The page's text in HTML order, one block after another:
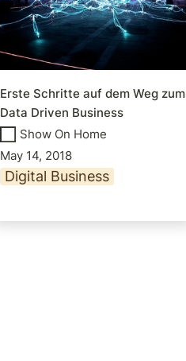
Erste Schritte auf dem Weg zum
Data Driven Business
Show On Home
May 14, 2018
Digital Business